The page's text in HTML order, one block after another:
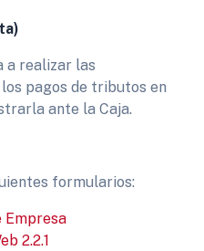
a realizar las
pagos de tributos en
ante la Caja.
formularios:
Empresa
2.2.1